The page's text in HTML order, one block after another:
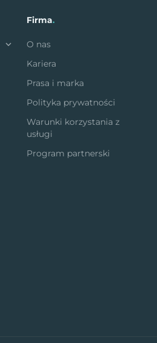
Firma.
O nas
Kariera
Prasa i marka
Polityka prywatności
Warunki korzystania z
usługi
Program partnerski